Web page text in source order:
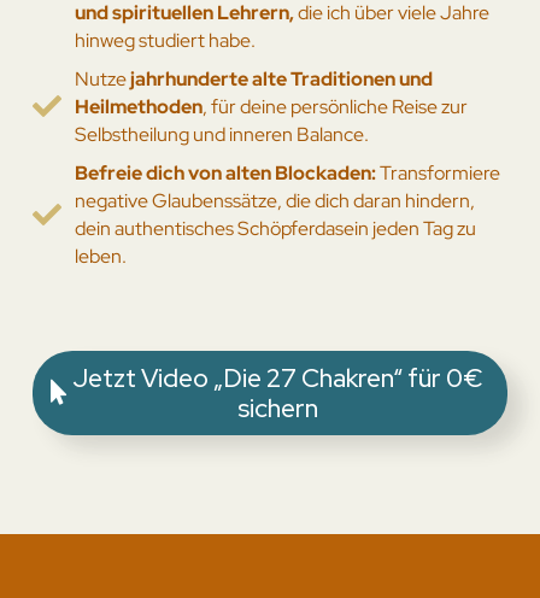
und spirituellen Lehrern,die ich über viele Jahre
hinweg studiert habe.
Nutzejahrhunderte alte Traditionen und
Heilmethoden, für deine persönliche Reise zur
Selbstheilung und inneren Balance.
Befreie dich von alten Blockaden:Transformiere
negative Glaubenssätze, die dich daran hindern,
dein authentisches Schöpferdasein jeden Tag zu
leben.
Jetzt Video „Die 27 Chakren“ für 0€
sichern